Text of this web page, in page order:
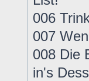
006
007
008 Die
in's